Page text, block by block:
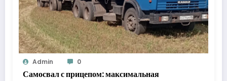
Admin 0
Самосвал с прицепом: максимальная